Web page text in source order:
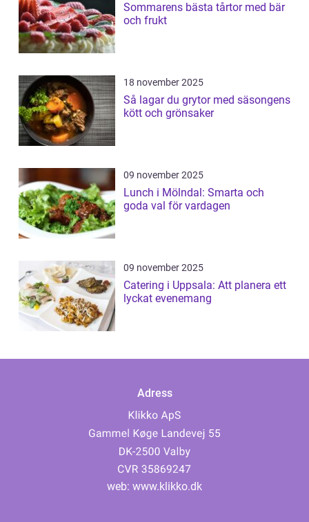
Sommarens bästa tårtor med bär
och frukt
18 november 2025
Så lagar du grytor med säsongens
kött och grönsaker
09 november 2025
Lunch i Mölndal: Smarta och
goda val för vardagen
09 november 2025
Catering i Uppsala: Att planera ett
lyckat evenemang
Adress
web: www.klikko.dk